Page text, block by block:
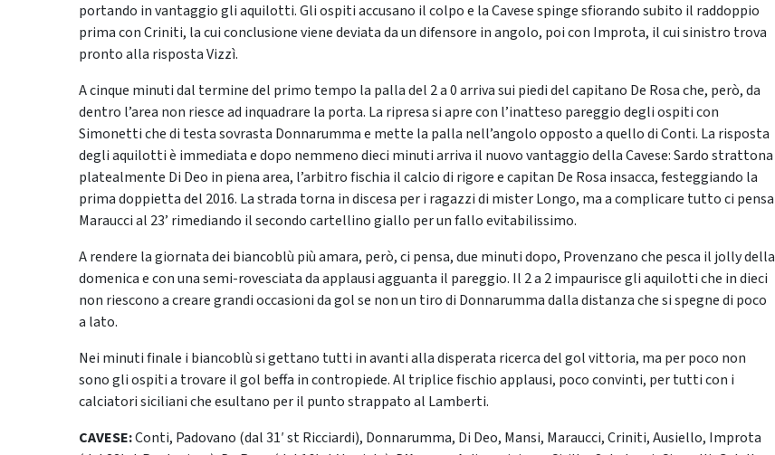
portando in vantaggio gli aquilotti. Gli ospiti accusano il colpo e la Cavese spinge sfiorando subito il raddoppio
prima con Criniti, la cui conclusione viene deviata da un difensore in angolo, poi con Improta, il cui sinistro trova
pronto alla risposta Vizzì.
A cinque minuti dal termine del primo tempo la palla del 2 a 0 arriva sui piedi del capitano De Rosa che, però, da
dentro l’area non riesce ad inquadrare la porta. La ripresa si apre con l’inatteso pareggio degli ospiti con
Simonetti che di testa sovrasta Donnarumma e mette la palla nell’angolo opposto a quello di Conti. La risposta
degli aquilotti è immediata e dopo nemmeno dieci minuti arriva il nuovo vantaggio della Cavese: Sardo strattona
platealmente Di Deo in piena area, l’arbitro fischia il calcio di rigore e capitan De Rosa insacca, festeggiando la
prima doppietta del 2016. La strada torna in discesa per i ragazzi di mister Longo, ma a complicare tutto ci pensa
Maraucci al 23’ rimediando il secondo cartellino giallo per un fallo evitabilissimo.
A rendere la giornata dei biancoblù più amara, però, ci pensa, due minuti dopo, Provenzano che pesca il jolly della
domenica e con una semi-rovesciata da applausi agguanta il pareggio. Il 2 a 2 impaurisce gli aquilotti che in dieci
non riescono a creare grandi occasioni da gol se non un tiro di Donnarumma dalla distanza che si spegne di poco
a lato.
Nei minuti finale i biancoblù si gettano tutti in avanti alla disperata ricerca del gol vittoria, ma per poco non
sono gli ospiti a trovare il gol beffa in contropiede. Al triplice fischio applausi, poco convinti, per tutti con i
calciatori siciliani che esultano per il punto strappato al Lamberti.
CAVESE:Conti, Padovano (dal 31′ st Ricciardi), Donnarumma, Di Deo, Mansi, Maraucci, Criniti, Ausiello, Improta